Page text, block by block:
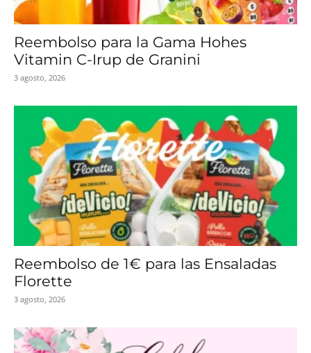
Reembolso para la Gama Hohes
Vitamin C-Irup de Granini
3 agosto, 2026
Reembolso de 1€ para las Ensaladas
Florette
3 agosto, 2026